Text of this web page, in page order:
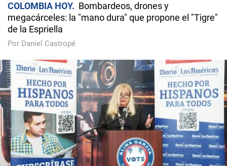
COLOMBIA HOY
Bombardeos, drones y
megacárceles: la "mano dura" que propone el "Tigre"
de la Espriella
Por Daniel Castropé